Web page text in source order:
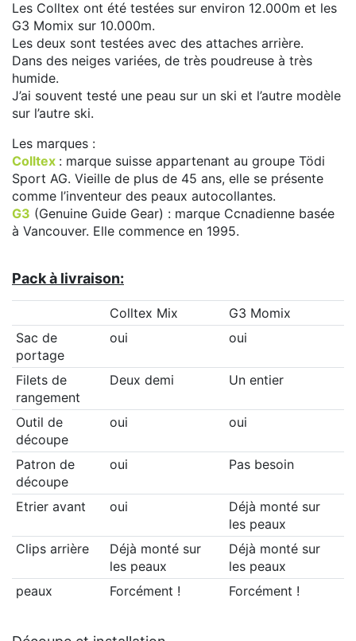
Les Colltex ont été testées sur environ 12.000m et les
G3 Momix sur 10.000m.
Les deux sont testées avec des attaches arrière.
Dans des neiges variées, de très poudreuse à très
humide.
J’ai souvent testé une peau sur un ski et l’autre modèle
sur l’autre ski.
Les marques :
Colltex : marque suisse appartenant au groupe Tödi
Sport AG. Vieille de plus de 45 ans, elle se présente
comme l’inventeur des peaux autocollantes.
G3 (Genuine Guide Gear) : marque Ccnadienne basée
à Vancouver. Elle commence en 1995.
Pack à livraison:
Colltex Mix
G3 Momix
Sac de
portage
oui oui
Filets de
rangement
Deux demi Un entier
Outil de
découpe
oui oui
Patron de
découpe
oui Pas besoin
Etrier avant oui
Déjà monté sur
les peaux
Clips arrière
Déjà monté sur
les peaux
Déjà monté sur
les peaux
peaux
Forcément ! Forcément !